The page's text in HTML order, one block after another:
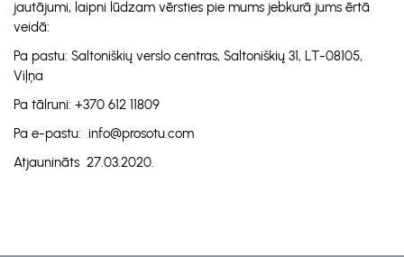
jautājumi, laipni lūdzam vērsties pie mums jebkurā jums ērtā
veidā:
Pa pastu: Saltoniškių verslo centras, Saltoniškių 31, LT-08105,
Viļņa
Pa tālruni: +370 612 11809
Pa e-pastu: info@prosotu.com
Atjaunināts 27.03.2020.